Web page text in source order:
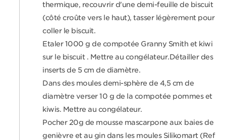
thermique, recouvrir d'une demi-feuille de biscuit
(côté croûte vers le haut), tasser légèrement pour
coller le biscuit.
Etaler 1000 g de compotée Granny Smith et kiwi
sur le biscuit . Mettre au congélateur.Détailler des
inserts de 5 cm de diamètre.
Dans des moules demi-sphère de 4,5 cm de
diamètre verser 10 g de la compotée pommes et
kiwis. Mettre au congélateur.
Pocher 20g de mousse mascarpone aux baies de
genièvre et au gin dans les moules Silikomart (Ref